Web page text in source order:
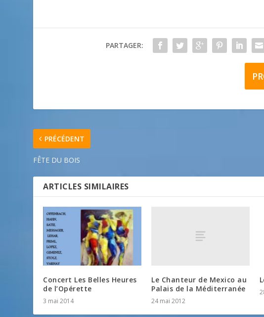
PARTAGER:
PRÉCÉDENT
FÊTE DU BOIS
ARTICLES SIMILAIRES
Concert Les Belles Heures
de l’Opérette
3 mai 2014
Le Chanteur de Mexico au
Palais de la Méditerranée
24 mai 2012